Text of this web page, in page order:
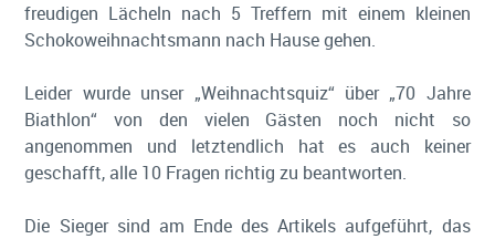
freudigen Lächeln nach 5 Treffern mit einem kleinen
Schokoweihnachtsmann nach Hause gehen.
Leider wurde unser „Weihnachtsquiz“ über „70 Jahre
Biathlon“ von den vielen Gästen noch nicht so
angenommen und letztendlich hat es auch keiner
geschafft, alle 10 Fragen richtig zu beantworten.
Die Sieger sind am Ende des Artikels aufgeführt, das